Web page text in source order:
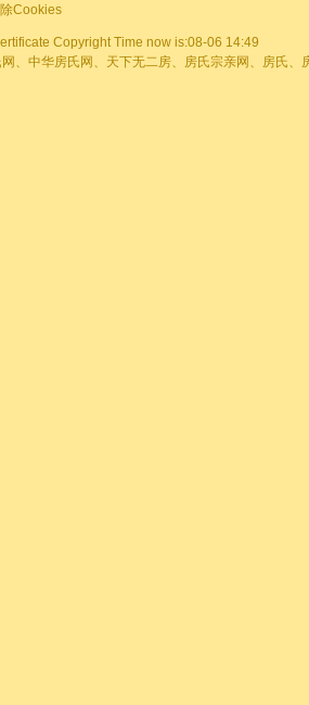
Cookies
Copyright Time now is:08-06 14:49
、中华房氏网、天下无二房、房氏宗亲网、房氏、